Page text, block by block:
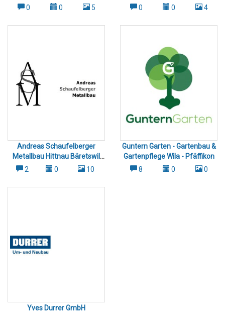
Gartengestaltung für Uster
0 0 5
Russikon und Umgebung
0 0 4
Andreas Schaufelberger
Metallbau Hittnau Bäretswil
Bauma und Umgebung
2 0 10
Guntern Garten - Gartenbau &
Gartenpflege Wila - Pfäffikon
8
0 0
Yves Durrer GmbH